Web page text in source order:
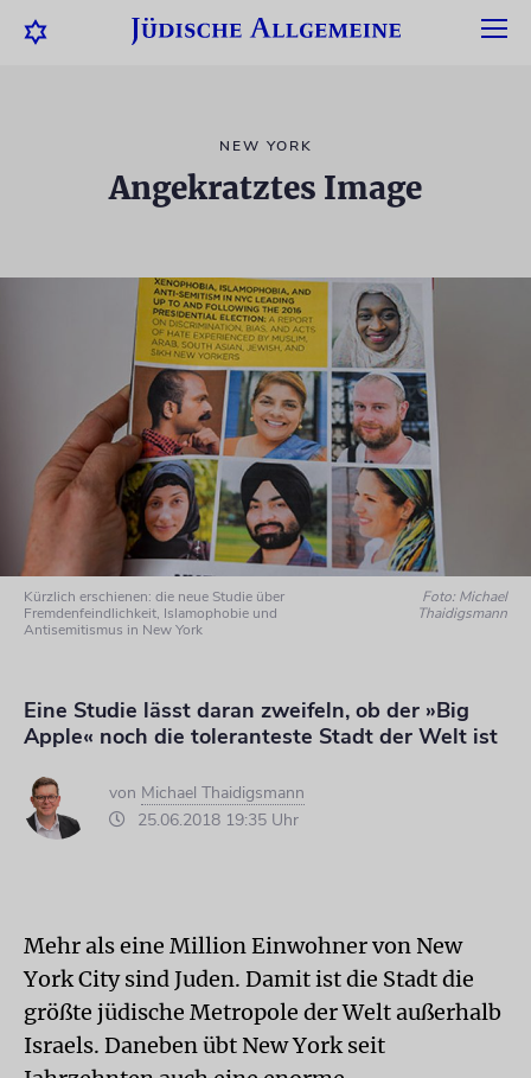
NEW YORK
Angekratztes Image
Kürzlich erschienen: die neue Studie über
Fremdenfeindlichkeit, Islamophobie und
Antisemitismus in New York
Foto: Michael
Thaidigsmann
Eine Studie lässt daran zweifeln, ob der »Big
Apple« noch die toleranteste Stadt der Welt ist
von Michael Thaidigsmann
25.06.2018 19:35 Uhr
Mehr als eine Million Einwohner von New
York City sind Juden. Damit ist die Stadt die
größte jüdische Metropole der Welt außerhalb
Israels. Daneben übt New York seit